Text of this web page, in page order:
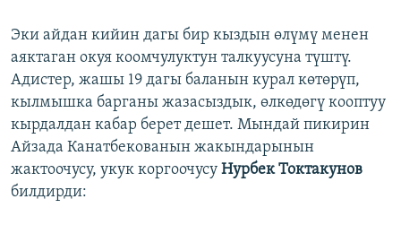
Эки айдан кийин дагы бир кыздын өлүмү менен
аяктаган окуя коомчулуктун талкуусуна түштү.
Адистер, жашы 19 дагы баланын курал көтөрүп,
кылмышка барганы жазасыздык, өлкөдөгү кооптуу
кырдалдан кабар берет дешет. Мындай пикирин
Айзада Канатбекованын жакындарынын
жактоочусу, укук коргоочусу Нурбек Токтакунов
билдирди: